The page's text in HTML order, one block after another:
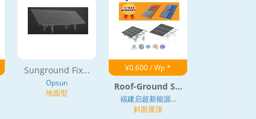
Sunground Fix...
Opsun
地面型
¥0.600 / Wp *
Roof-Ground S...
福建启超新能源...
斜面屋顶